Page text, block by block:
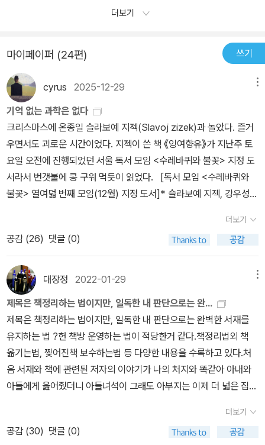
의 토대에 대해서 쓸모 없는 연구에 불과한 실패라고 규정할 수도 없
다. 우리는 논리학자들의 말 못하는 고통을 이해하지 않고서는 그런
말할 자격이 없기 때문이다. 존 윌리엄 워터하우스 <다나오스의
딸들> 1904년 그리스 신화 속에 등장하는 다나오스의 딸들은 아버
지의 명령에 따라 한 사람을 제외하고는 결혼 첫날밤에 남편의 목을
베었다. 그래서 그들은 신들의 노여움을 사게 되어서 지옥에서 구멍
뚫린 물통에다 물을 부어 채워야 하는 벌을 받게 되었다. 논리학자들
의 고통은 그리스 신화 속에 등장하는 다나오스의 딸들처럼 밑빠진
독에 물을 붓는 것과 마찬가지다. ' 토대를 이루는 체계에 토대가 없
알면서도 어떻게든 확고한 기반을 마련하기 위해서 자신 스스로 논리
학의 광기 속으로 빠져드는 것을 자처하였다. 러셀은 ' 인간사에서의
논리의 역할 ' 이라는 강연을 마무리하는 시점에서 강연에 참석하는
사람들에게 이렇게 말하였다. ' 진리에 이르는 왕도는 없다. ' 그리고
논리학에 완벽한 확실성에 도달할 수 없다면 오늘날 같이 우리가 살
고 있는 이 복잡하고 예측불가능한 세상에서도 완벽한 확실성에 도달
하는 것은 불가능하다고 결론을 내리고 있다. 결국에는 확실성의 결
론을 도출하지 못하는 수많은 현실의 딜레마에 마주하게 되는 우리
인간들이 요구되어지는 것은 최소한 두 세번, 이성적으로 판단하는
방법 밖에 없다는 것이다. 이것이야말로 우리 인간사에서 논리가 할
수 있는 유일한 역할이기도 하다. 이성적으로 여러번 판단하고 현실
그리스의 비극작가 아이스퀼로스의 격언처럼 우리는 사유를 통한 정
다. '과학이 밝혀낸 사실들을 전부 다 알아도 세계의 의미를 이해하기
의 책을 읽는 건 나의 오래된 독서 습관이지만 수학, 철학, 논리학을
이 정도로 매력 있게 보여주다니 읽어가는 내내 즐거웠다. 수학, 철학,
논리학으로 전공선택을 망설이는 대학생에게 적극 추천한다.
던 사람들... 그들의 사고와 실험은 결국 자명한 진리를 규정할 수 없
확실성이 지배하는 현실을 인정하는 것으로 마감되는 것이다. 그러나
순례를 떠나기 전과 떠난 후의 결과가 동일해 보일 지라도 그 동일함
에는 분명한 차별이 있다. 인간의 발견... 인간이 가진 비합리성과 합
리성의 충돌에 대한 보다 깊은 통찰과 전망을 세울 수 있는 것이다. 러
셀의 말년에 수학자나 논리학자로서의 퐁모보다 철학자로서 사회에
대한 적극적인 발언을 한 운동가로서의 풍모는 그런 기나긴 우회를
통하여 얻은 실천이 아닌가 한다.사실 만화라는 매체의 특성 상 편하
게 읽을 수 있었지만, 이 책을 얼마나 이해하고 있는지에 대해서는 말
하기 어렵다. 그 시대의 풍모와 지적 논쟁에 대한 단편적 이해가 전부
일 듯하다. 하지만 철학에 대해 관심이 있는 사람들에게 이 책은 훌륭
있지 않다는 점에서... 그리고 합리성과 비합리성의 상호 통일된 정서
에 대해서 이 책만큼 설득력 있게 다가서기는 힘들 듯 하다.철학의 앞
날은 있는 것일까? 완벽한 진리를 찾지 못하는 한 철학은 영원할 듯
하다. 그리고 이 세계를 이해한다는 거대한 인류의 꿈은 그치지 않을
것이다. 역사의 종말을 외치는 것이 아닌 현실의 모순을 이해하려는
겸허한 자세가 필요할 뿐이다. 그리고 인간은 언제도 길 위에 있을 뿐
이다. 결과는 낙관적이지도 비관적이지도 않다. 한 철학자의 인생과
그 주변의 학문적 풍경이 보여주는 지적 풍토에 푹 빠져 유한과 무한,
실재와 철학의 여러가지 문제에 대해 생각하게 만들어 준다.그럼에도
언제나 철학은 나에게 곁을 잘 내주지 않는다......
더보기
마이페이퍼 (24편) 쓰기
cyrus 2025-12-29
기억 없는 과학은 없다
크리스마스에 온종일 슬라보예 지젝(Slavoj zizek)과 놀았다. 즐거
우면서도 괴로운 시간이었다. 지젝이 쓴 책 《잉여향유》가 지난주 토
요일 오전에 진행되었던 서울 독서 모임 <수레바퀴와 불꽃> 지정 도
서라서 번갯불에 콩 구워 먹듯이 읽었다. [독서 모임 <수레바퀴와
불꽃> 열여덟 번째 모임(12월) 지정 도서]* 슬라보예 지젝, 강우성
4년)어영부영 이 책, 저 책 읽는 못된 독서 습관 때문에 독서 모임 지
정 도서에 열심히 눈길을 주지 못했다. 결국 《잉여향유》 를 끝까지 다
읽지 못했다. 지젝이 많이 인용하고 언급하는 헤겔(Hegel), 마르크스
(Karl Marx), 자크 라캉(Jacques Lacan)의 사상을 깊게 이해하지
못해서 읽는 속도가 더디었다. * 이찬용, 배세진 감수 《마르크스주의
입문: 우리를 둘러싼 세계를 바꾸기 위해》 (오월의봄, 2025년)* 피
터 싱어, 노승영 옮김 《마르크스》 (교유서가, 2019년) * 한형식 《마
르크스 철학 연습: 세상을 직시하게 하는 한 권의 철학》 (오월의봄, 2
018년) * 미카엘 뢰비 · 엠마뉘엘 르노 · 제라르 뒤메닐 함께 씀, 배
세진 옮김 《마르크스주의 100단어》 (두번째테제, 2018년)* 양자
오, 김태성 옮김 《자본론을 읽다: 마르크스와 자본을 공부하는 이
유》 (유유, 2014년)* 김수행 《자본론 공부: 김수행 교수가 들려주는
자본 이야기》 (돌베개, 2014년)* 존 몰리뉴, 천형석 옮김 《중요한 것
더보기
공감 (26) 댓글 (0)
대장정 2022-01-29
제목은 책정리하는 법이지만, 일독한 내 판단으로는 완...
제목은 책정리하는 법이지만, 일독한 내 판단으로는 완벽한 서재를
유지하는 법 ?헌 책방 운영하는 법이 적당한거 같다.책정리법외 책
옮기는법, 찢어진책 보수하는법 등 다양한 내용을 수록하고 있다.처
음 서재와 책에 관련된 저자의 이야기가 나의 처지와 똑같아 아내와
아들에게 읊어줬더니 아들녀석이 그래도 아부지는 이제 더 넓은 집에
자는 25평집에 2.7평 서재(사실인지 모르겠지만), 난 40평집에 3.2
평 서재명창정궤 明窓淨几햇빛 밝은 창에 깨끗이 정돈된 책상. 서재
더보기
공감 (30) 댓글 (0)